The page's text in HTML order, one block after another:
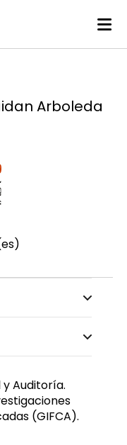
Arboleda
Milady
Auditoría.
(GIFCA).